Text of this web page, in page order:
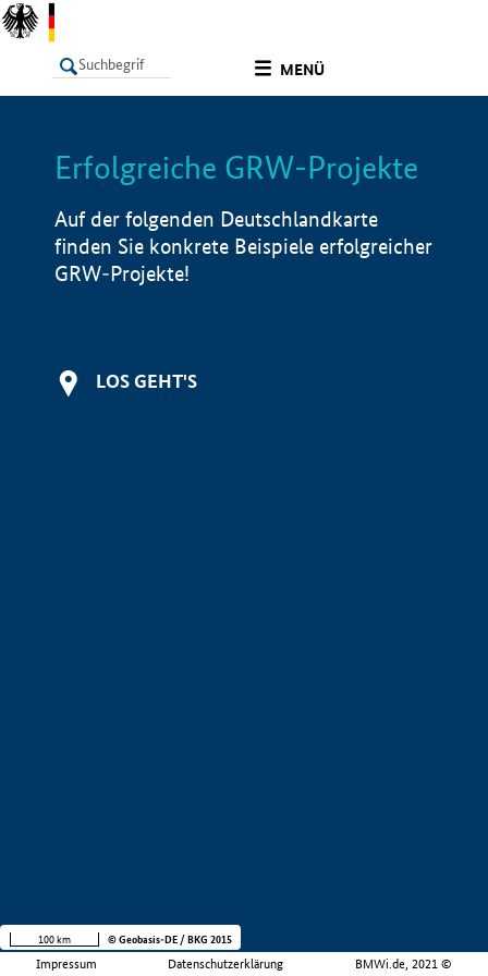
MENÜ
LISTE Info
Erfolgreiche GRW-Projekte
Auf der folgenden Deutschlandkarte
finden Sie konkrete Beispiele erfolgreicher
GRW-Projekte!
LOS GEHT'S
Impressum Datenschutzerklärung BMWi.de, 2021 ©
100 km © Geobasis-DE / BKG 2015